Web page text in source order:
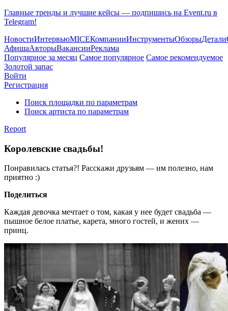
Главные тренды и лучшие кейсы — подпишись на Event.ru в
Telegram!
НовостиИнтервьюMICEКомпанииИнструментыОбзорыДетали
АфишаАвторыВакансииРеклама
Популярное за месяц Самое популярное Самое рекомендуемое
Золотой запас
Войти
Регистрация
Поиск площадки по параметрам
Поиск артиста по параметрам
Report
Королевские свадьбы!
Понравилась статья?! Расскажи друзьям — им полезно, нам
приятно :)
Поделиться
Каждая девочка мечтает о том, какая у нее будет свадьба —
пышное белое платье, карета, много гостей, и жених —
принц.